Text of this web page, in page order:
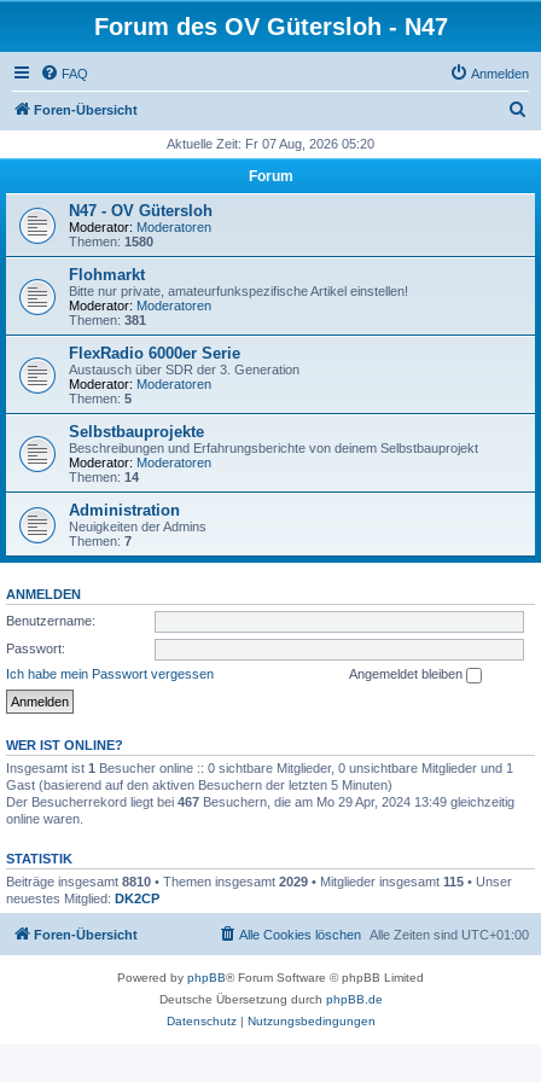
Forum des OV Gütersloh - N47
FAQ Anmelden
Foren-Übersicht
h
Aktuelle Zeit: Fr 07 Aug, 2026 05:20
Forum
N47 - OV Gütersloh
Moderator: Moderatoren
Themen: 1580
Flohmarkt
Bitte nur private, amateurfunkspezifische Artikel einstellen!
Moderator: Moderatoren
Themen: 381
FlexRadio 6000er Serie
Austausch über SDR der 3. Generation
Moderator: Moderatoren
Themen: 5
Selbstbauprojekte
Beschreibungen und Erfahrungsberichte von deinem Selbstbauprojekt
Moderator: Moderatoren
Themen: 14
Administration
Neuigkeiten der Admins
Themen: 7
ANMELDEN
Benutzername:
Passwort:
Ich habe mein Passwort vergessen
Angemeldet bleiben
WER IST ONLINE?
Insgesamt ist 1 Besucher online :: 0 sichtbare Mitglieder, 0 unsichtbare Mitglieder und 1
Gast (basierend auf den aktiven Besuchern der letzten 5 Minuten)
Der Besucherrekord liegt bei 467 Besuchern, die am Mo 29 Apr, 2024 13:49 gleichzeitig
online waren.
STATISTIK
Beiträge insgesamt 8810 • Themen insgesamt 2029 • Mitglieder insgesamt 115 • Unser
neuestes Mitglied: DK2CP
Foren-Übersicht Alle Zeiten sind UTC+01:00
Alle Cookies löschen
Powered by phpBB® Forum Software © phpBB Limited
Deutsche Übersetzung durch phpBB.de
Datenschutz| Nutzungsbedingungen